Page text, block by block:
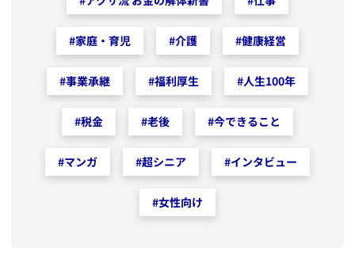
#家庭・育児 #介護 #健康経営
#事業承継 #福利厚生 #人生100年
#税金 #老後 #今できること
#マンガ #超シニア #インタビュー
#女性向け